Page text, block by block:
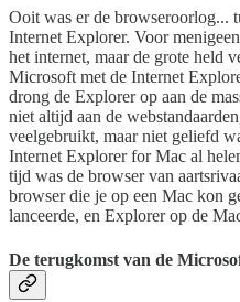
Ooit was er de browseroorlog...
Internet Explorer. Voor
het internet, maar de grote held
Microsoft met de Internet
drong de Explorer op aan de
niet altijd aan de
veelgebruikt, maar niet geliefd
Internet Explorer for Mac al
tijd was de browser van
browser die je op een Mac kon
lanceerde, en Explorer op de
De terugkomst van de